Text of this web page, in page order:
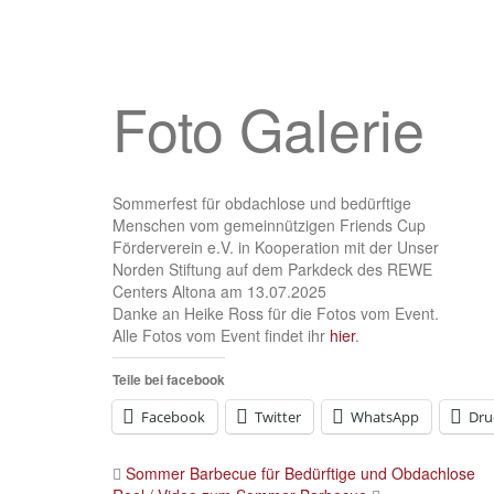
Foto Galerie
Sommerfest für obdachlose und bedürftige
Menschen vom gemeinnützigen Friends Cup
Förderverein e.V. in Kooperation mit der Unser
Norden Stiftung auf dem Parkdeck des REWE
Centers Altona am 13.07.2025
Danke an Heike Ross für die Fotos vom Event.
Alle Fotos vom Event findet ihr hier.
Teile bei facebook
Facebook
Twitter WhatsApp
Sommer Barbecue für Bedürftige und Obdachlose